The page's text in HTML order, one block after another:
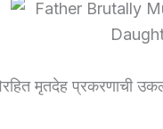
मृतदेह प्रकरणाची